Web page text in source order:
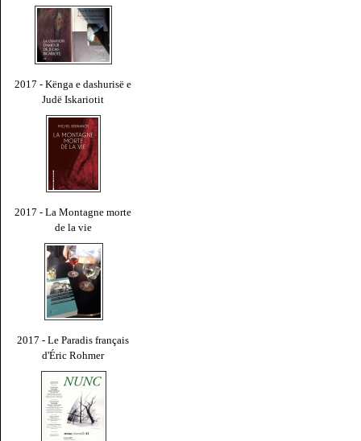
2017 - Kënga e dashurisë e
Judë Iskariotit
2017 - La Montagne morte
de la vie
2017 - Le Paradis français
d'Éric Rohmer